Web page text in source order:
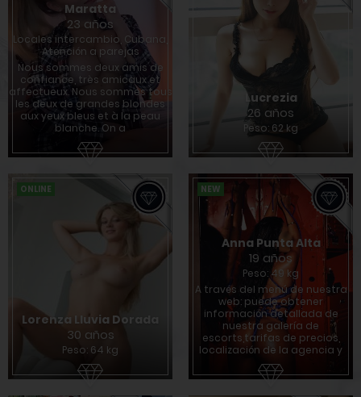
Maratta
23 años
Locales intercambio, Cubana,
Atención a parejas
Nous sommes deux amis de
confiance, très amicaux et
affectueux. Nous sommes tous
les deux de grandes blondes
aux yeux bleus et à la peau
blanche. On a
Lucrezia
26 años
Peso: 62 kg
ONLINE
Lorenza Lluvia Dorada
30 años
Peso: 64 kg
NEW
Anna Punta Alta
19 años
Peso: 49 kg
A través del menú de nuestra
web: puede obtener
información detallada de
nuestra galería de
escorts,tarifas de precios,
localización de la agencia y